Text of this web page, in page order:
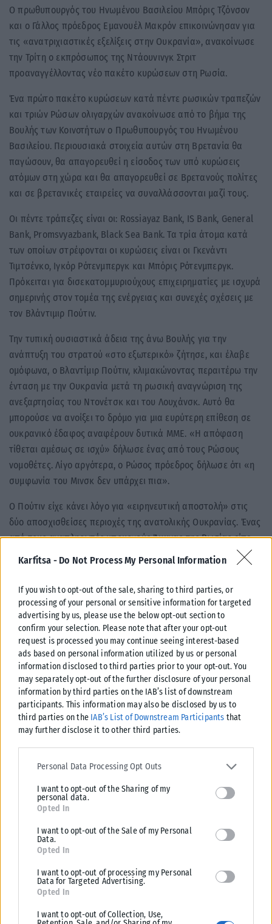
Karfitsa - Do Not Process My Personal Information
If you wish to opt-out of the sale, sharing to third parties, or
processing of your personal or sensitive information for targeted
advertising by us, please use the below opt-out section to
confirm your selection. Please note that after your opt-out
request is processed you may continue seeing interest-based
ads based on personal information utilized by us or personal
information disclosed to third parties prior to your opt-out. You
may separately opt-out of the further disclosure of your personal
information by third parties on the IAB’s list of downstream
participants. This information may also be disclosed by us to
third parties on the IAB’s List of Downstream Participants that
may further disclose it to other third parties.
Please note that this website/app uses one or more Google
services and may gather and store information including but not
deny consent to Google and its third-party tags to use your data
for below specified purposes in below Google consent section.
Personal Data Processing Opt Outs
I want to opt-out of the Sharing of my
personal data.
Opted In
I want to opt-out of the Sale of my Personal
Data.
Opted In
I want to opt-out of processing my Personal
Data for Targeted Advertising.
Opted In
I want to opt-out of Collection, Use,
Ο πρωθυπουργός του Ηνωμένου Βασιλείου Μπόρις Τζόνσον
και ο Γάλλος πρόεδρος Εμανουέλ Μακρόν επικοινώνησαν για
τις «ανατριχιαστικές εξελίξεις στην Ουκρανία», ανακοίνωσε
την Τρίτη ο εκπρόσωπος της Ντάουνινγκ Στριτ
προαναγγέλλοντας νέο πακέτο κυρώσεων στη Ρωσία.
Ένα πρώτο πακέτο κυρώσεων κατά πέντε ρωσικών τραπεζών
και τριών Ρώσων ολιγαρχών ανακοίνωσε από το βήμα της
Βουλής των Κοινοτήτων ο Πρωθυπουργός του Ηνωμένου
Βασιλείου. Περιουσιακά στοιχεία αυτών στη Βρετανία θα
παγώσουν, θα απαγορευθεί η είσοδος των υπό κυρώσεις
ατόμων στη χώρα και θα απαγορευθεί σε Βρετανούς πολίτες
και σε βρετανικές εταιρείες να συναλλάσσονται μαζί τους.
Οι πέντε τράπεζες είναι οι: Rossiayaz Bank, IS Bank, General
Bank, Promsvyazbank, Black Sea Bank. Τα τρία άτομα κατά
των οποίων στρέφονται οι κυρώσεις είναι οι Γκενάντι
Τιμτσένκο, Ιγκόρ Ρότενμπεργκ και Μπόρις Ρότενμπεργκ.
Πρόκειται για δισεκατομμυριούχους επιχειρηματίες με ισχυρά
σημερινής στον τομέα της ενέργειας και συνεχές σχέσεις με
τον Βλάντιμιρ Πούτιν.
Την τυπική ουσιαστικά άδεια της άνω Βουλής για την
ανάπτυξη του στρατού «στο εξωτερικό» ζήτησε, και έλαβε
ομόφωνα, ο Βλαντίμιρ Πούτιν, κλιμακώνοντας περαιτέρω την
ένταση με την Ουκρανία μετά τη ρωσική αναγνώριση της
ανεξαρτησίας του Ντονέτσκ και του Λουχάνσκ. Αυτό θα
μπορούσε να ανοίξει το δρόμο για μια ευρύτερη επίθεση σε
ουκρανικό έδαφος αναφέρουν δυτικά ΜΜΕ. «Η απόφαση
τίθεται αμέσως σε ισχύ» δήλωσε ένας από τους Ρώσους
νομοθέτες. Λίγο αργότερα, ο Ρώσος πρόεδρος δήλωσε ότι «η
συμφωνία του Μινσκ δεν υπάρχει πια».
Ο Πούτιν είχε κάνει λόγο για «ειρηνευτική αποστολή» στις
δύο αποσχισθείσες περιοχές της ανατολικής Ουκρανίας. Ένας
από τους αναπληρωτές υπουργούς Άμυνας της Ρωσίας είπε
ότι η Ρωσία «δεν είχε άλλη επιλογή».
ισχυρίστηκε ότι η προτεινόμενη ανάπτυξη στην περιοχή του
Ντονμπάς έχει σχεδιαστεί αποκλειστικά για να «αποφύγει
έναν μεγάλο πόλεμο, του είδους που φαίνεται να θέλουν οι
ΗΠΑ και η Ουκρανία».
Η Ρωσία εξακολουθεί να είναι ανοιχτή στο διάλογο με την
Δύση, αλλά δεν θα τον κάνει, εάν θα προσπαθούν να την
μειώνουν και να θεωρούν ότι ευθύνεται για τα πάντα, δήλωσε
ο Ρώσος υπουργός Εξωτερικών Σεργκέι Λαβρόφ στο
τηλεοπτικό κανάλι «Ρωσία-24». Οι δηλώσεις του
αναρτήθηκαν στην ιστοσελίδα του ρωσικού υπουργείου
Εξωτερικών.
«Πάντα εξακολουθούμε να είμαστε ανοιχτοί στον διάλογο.
Θέλουμε να καταλάβουμε, για ποιο πράγμα θα γίνει αυτός
καθιστά υπεύθυνη για τα πάντα, τότε δεν μπορεί να γίνει
λόγος για τέτοιου είδους διάλογο», δήλωσε ο Λαβρόφ.
Την απόφαση του καγκελάριου Όλαφ Σολτς να αναστείλει την
πιστοποίηση του αγωγού NordStream 2 χλεύασε ο
αντιπρόεδρος του Ρωσικού Συμβουλίου Ασφαλείας Ντμίτρι